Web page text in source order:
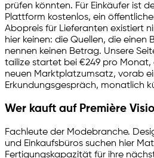
prüfen könnten. Für Einkäufer ist
Plattform kostenlos, ein
Abopreis für Lieferanten existiert
hier keinen: die Quellen, die einen
nennen keinen Betrag. Unsere
tailize startet bei €249 pro
neuen Marktplatzumsatz, vorab
Erkundungsgespräch, monatlich
Wer kauft auf Première
Fachleute der Modebranche.
und Einkaufsbüros suchen hier
Fertigungskapazität für ihre